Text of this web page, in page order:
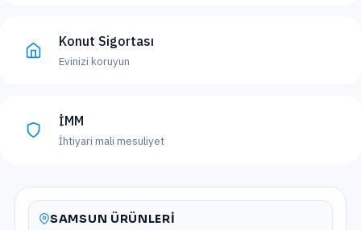
Konut Sigortası
Evinizi koruyun
İMM
İhtiyari mali mesuliyet
SAMSUN ÜRÜNLERI